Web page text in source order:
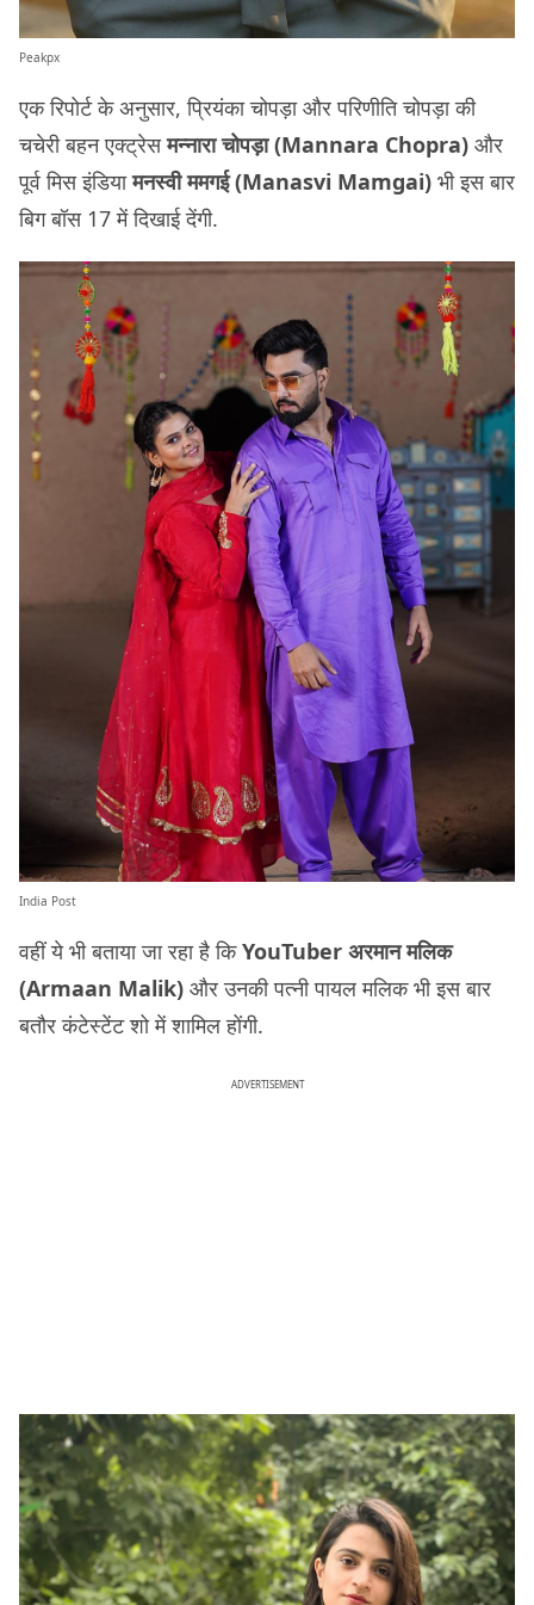
Peakpx
एक रिपोर्ट के अनुसार, प्रियंका चोपड़ा और परिणीति चोपड़ा की
चचेरी बहन एक्ट्रेसमन्नारा चोपड़ा (Mannara Chopra) और
पूर्व मिस इंडियामनस्वी ममगई (Manasvi Mamgai) भी इस बार
बिग बॉस 17 में दिखाई देंगी.
India Post
वहीं ये भी बताया जा रहा है किYouTuber अरमान मलिक
(Armaan Malik) और उनकी पत्नी पायल मलिक भी इस बार
बतौर कंटेस्टेंट शो में शामिल होंगी.
ADVERTISEMENT